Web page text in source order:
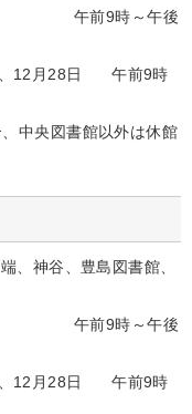
～午後
、12月28日 午前9時
中央図書館以外は休館
、神谷、豊島図書館、
～午後
、12月28日 午前9時